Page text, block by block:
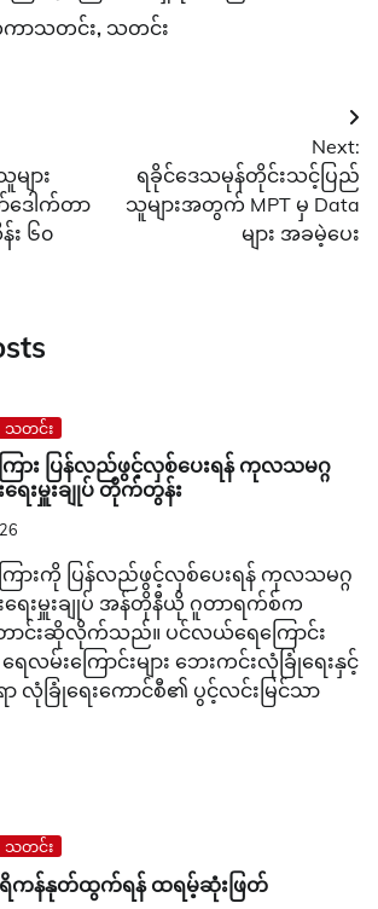
ကာသတင်း, သတင်း
ျား
ေါက်တာ
း ၆၀
Next:
ရခိုင်ဒေသမုန်တိုင်းသင့်ပြည်
သူများအတွက် MPT မှ Data
များ အခမဲ့ပေး
သတင်း
ား ပြန်လည်ဖွင့်လှစ်ပေးရန် ကုလသမဂ္ဂ
းမှူးချုပ် တိုက်တွန်း
ားကို ပြန်လည်ဖွင့်လှစ်ပေးရန် ကုလသမဂ္ဂ
းမှူးချုပ် အန်တိုနီယို ဂူတာရက်စ်က
ာင်းဆိုလိုက်သည်။ ပင်လယ်ရေကြောင်း
မ်းကြောင်းများ ဘေးကင်းလုံခြုံရေးနှင့်
လုံခြုံရေးကောင်စီ၏ ပွင့်လင်းမြင်သာ
သတင်း
ေရိကန်နုတ်ထွက်ရန် ထရမ့်ဆုံးဖြတ်